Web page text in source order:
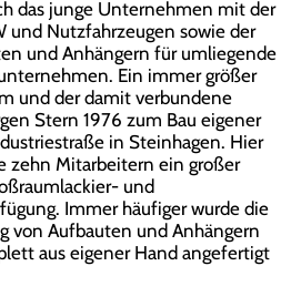
das junge Unternehmen mit der
und Nutzfahrzeugen sowie der
und Anhängern für umliegende
Ein immer größer
und der damit verbundene
Stern 1976 zum Bau eigener
in Steinhagen. Hier
zehn Mitarbeitern ein großer
und
Immer häufiger wurde die
von Aufbauten und Anhängern
aus eigener Hand angefertigt